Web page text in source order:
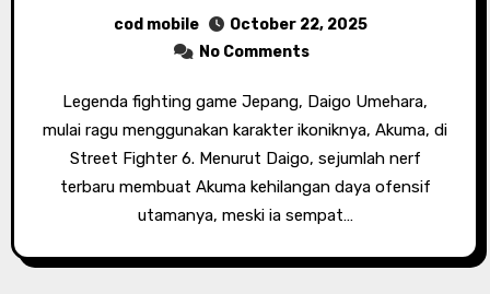
cod mobile
October 22, 2025
No Comments
Legenda fighting game Jepang, Daigo Umehara,
mulai ragu menggunakan karakter ikoniknya, Akuma, di
Street Fighter 6. Menurut Daigo, sejumlah nerf
terbaru membuat Akuma kehilangan daya ofensif
utamanya, meski ia sempat…